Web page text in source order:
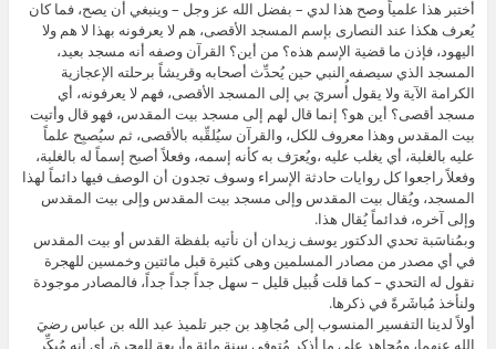
أختبر هذا علمياً وصح هذا لدي – بفضل الله عز وجل – وينبغي أن يصح، فما كان
يُعرف هكذا عند النصارى بإسم المسجد الأقصى، هم لا يعرفونه بهذا لا هم ولا
اليهود، فإذن ما قضية الإسم هذه؟ من أين؟ القرآن وصفه أنه مسجد بعيد،
المسجد الذي سيصفه النبي حين يُحدِّث أصحابه وقريشاً برحلته الإعجازية
الكرامة الآية ولا يقول أُسريَ بي إلى المسجد الأقصى، فهم لا يعرفونه، أي
مسجد أقصى؟ أين هو؟ إنما قال لهم إلى مسجد بيت المقدس، فهو قال وأتيت
بيت المقدس وهذا معروف للكل، والقرآن سيُلقِّبه بالأقصى، ثم سيُصبِح علماً
عليه بالغلبة، أي يغلب عليه ،ويُعرَف به كأنه إسمه، وفعلاً أصبح إسماً له بالغلبة،
وفعلاً راجعوا كل روايات حادثة الإسراء وسوف تجدون أن الوصف فيها دائماً لهذا
المسجد، ويُقال بيت المقدس وإلى مسجد بيت المقدس وإلى بيت المقدس
وإلى آخره، فدائماً يُقال هذا.
وبمُناسَبة تحدي الدكتور يوسف زيدان أن نأتيه بلفظة القدس أو بيت المقدس
في أي مصدر من مصادر المسلمين وهى كثيرة قبل مائتين وخمسين للهجرة
نقول له التحدي – كما قلت قُبيل قليل – سهل جداً جداً جداً، فالمصادر موجودة
ولنأخذ مُباشَرةً في ذكرها.
أولاً لدينا التفسير المنسوب إلى مُجاهِد بن جبر تلميذ عبد الله بن عباس رضيَ
الله عنهما، ومُجاهِد على ما أذكر مُتوفى سنة مائة وأربعة للهجرة، أي أنه مُبكِّر